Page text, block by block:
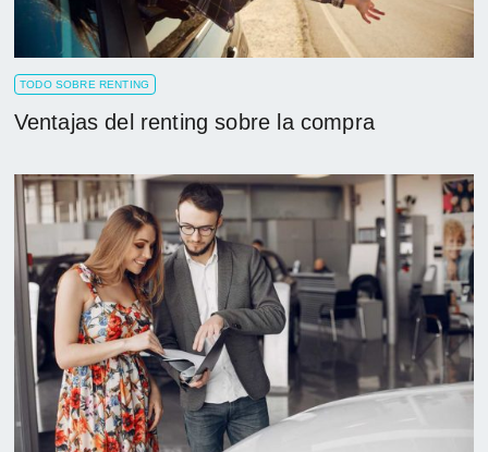
TODO SOBRE RENTING
Ventajas del renting sobre la compra